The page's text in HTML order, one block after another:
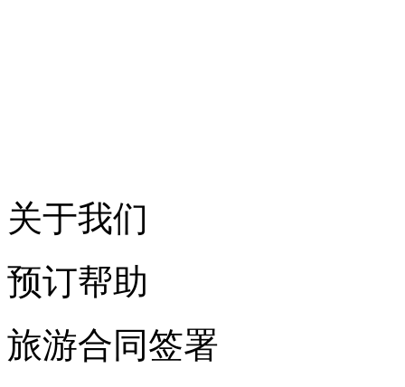
关于我们
预订帮助
旅游合同签署